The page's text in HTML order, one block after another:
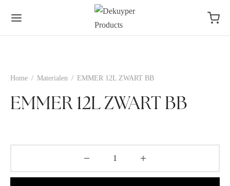
Home / Materialen / EMMER 12L ZWART BB
EMMER 12L ZWART BB